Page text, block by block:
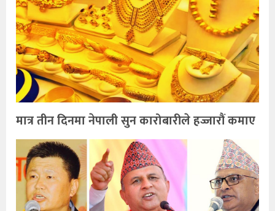
मात्र तीन दिनमा नेपाली सुन कारोबारीले हज्जारौं कमाए